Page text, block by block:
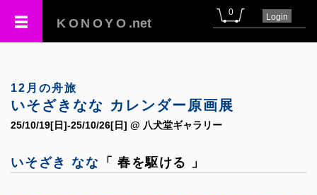
KONOYO .net
0 Login
12月の舟旅
いそざきなな カレンダー原画展
25/10/19[日]-25/10/26[日] @ 八犬堂ギャラリー
いそざき なな 「 春を駆ける 」